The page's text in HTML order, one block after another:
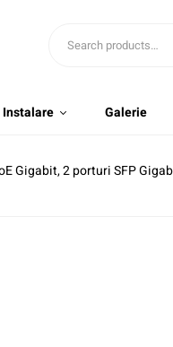
Instalare Galerie
Gigabit, 2 porturi SFP